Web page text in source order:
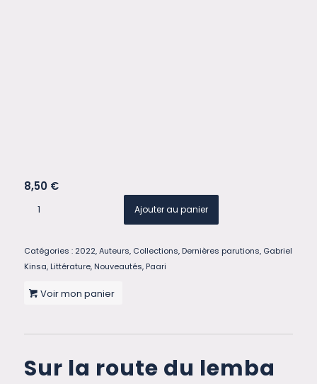
8,50 €
Ajouter au panier
Catégories : 2022,Auteurs, Collections, Dernières parutions, Gabriel
Kinsa, Littérature, Nouveautés, Paari
Voir mon panier
Sur la route du lemba